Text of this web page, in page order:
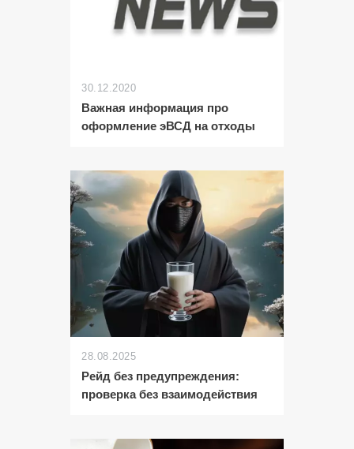
30.12.2020
Важная информация про
оформление эВСД на отходы
28.08.2025
Рейд без предупреждения:
проверка без взаимодействия